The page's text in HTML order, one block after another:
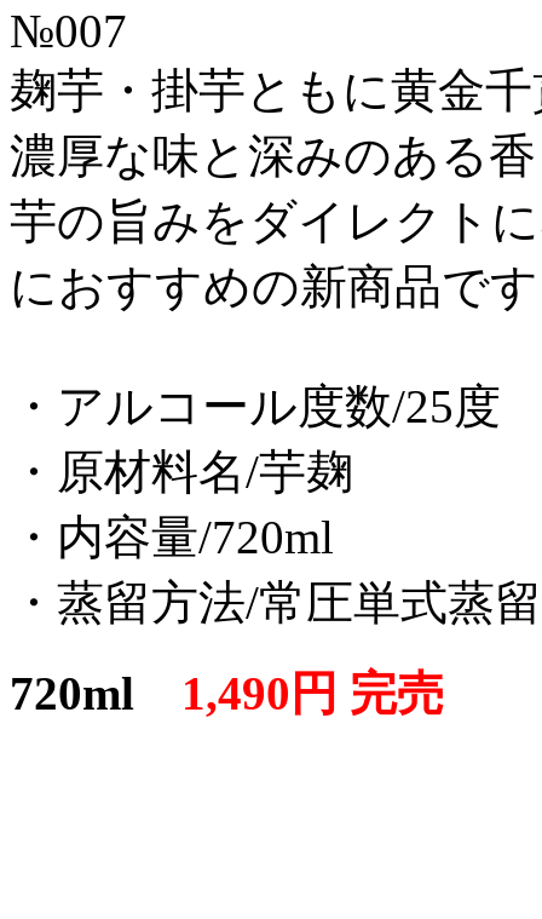
№007
麹芋・掛芋ともに黄金
濃厚な味と深みのある
芋の旨みをダイレクト
におすすめの新商品で
・アルコール度数/25度
・原材料名/芋麹
・内容量/720ml
・蒸留方法/常圧単式蒸留
720ml 1,490円 完売